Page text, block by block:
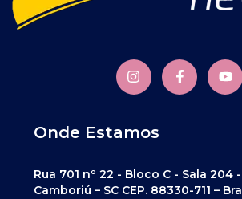
Onde Estamos
Rua 701 nº 22 - Bloco C - Sala 204
Camboriú – SC CEP. 88330-711 –